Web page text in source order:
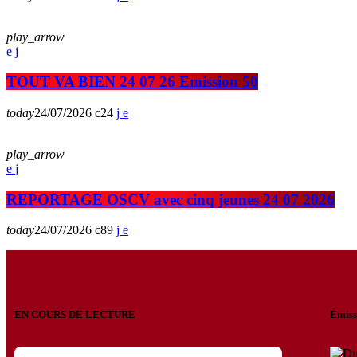
play_arrow
TOUT VA BIEN 24 07 26 Emission 50
today24/07/2026 24
play_arrow
REPORTAGE OSCV avec cinq jeunes 24 07 2026
today24/07/2026 89
EN COURS DE LECTURE